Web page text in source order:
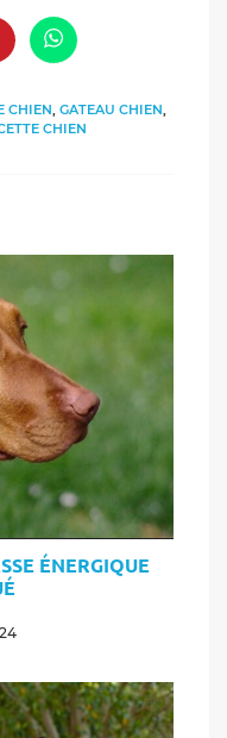
CONTENT
Opens
in
window
CHIEN, GATEAU CHIEN,
CHIEN
ÉNERGIQUE